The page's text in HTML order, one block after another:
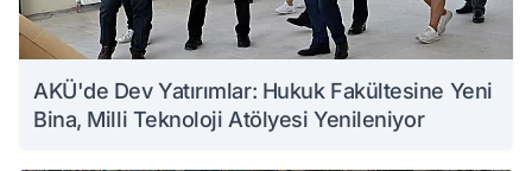
AKÜ'de Dev Yatırımlar: Hukuk Fakültesine Yeni
Bina, Milli Teknoloji Atölyesi Yenileniyor